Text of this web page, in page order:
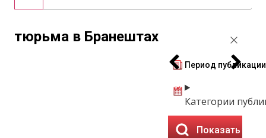
тюрьма в Бранештах
Период публикации
Категории
Показать